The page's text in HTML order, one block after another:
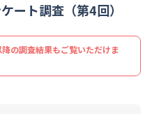
ート調査（第4回）
の調査結果もご覧いただけま